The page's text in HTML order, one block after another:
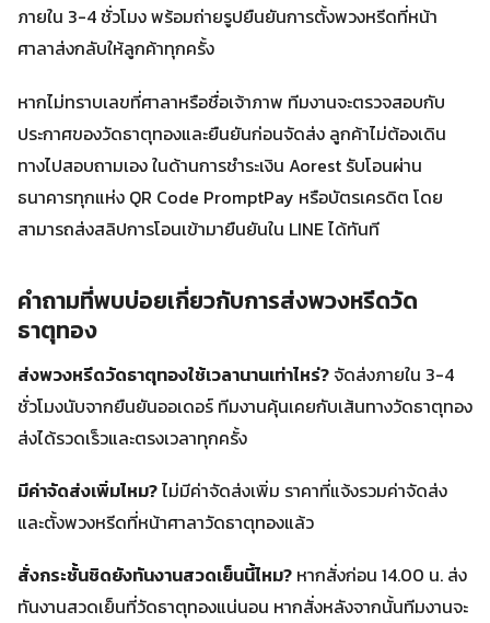
ภายใน 3-4 ชั่วโมง พร้อมถ่ายรูปยืนยันการตั้งพวงหรีดที่หน้า
ศาลาส่งกลับให้ลูกค้าทุกครั้ง
หากไม่ทราบเลขที่ศาลาหรือชื่อเจ้าภาพ ทีมงานจะตรวจสอบกับ
ประกาศของวัดธาตุทองและยืนยันก่อนจัดส่ง ลูกค้าไม่ต้องเดิน
ทางไปสอบถามเอง ในด้านการชำระเงิน Aorest รับโอนผ่าน
ธนาคารทุกแห่ง QR Code PromptPay หรือบัตรเครดิต โดย
สามารถส่งสลิปการโอนเข้ามายืนยันใน LINE ได้ทันที
คำถามที่พบบ่อยเกี่ยวกับการส่งพวงหรีดวัด
ธาตุทอง
ส่งพวงหรีดวัดธาตุทองใช้เวลานานเท่าไหร่?จัดส่งภายใน 3-4
ชั่วโมงนับจากยืนยันออเดอร์ ทีมงานคุ้นเคยกับเส้นทางวัดธาตุทอง
ส่งได้รวดเร็วและตรงเวลาทุกครั้ง
มีค่าจัดส่งเพิ่มไหม?ไม่มีค่าจัดส่งเพิ่ม ราคาที่แจ้งรวมค่าจัดส่ง
และตั้งพวงหรีดที่หน้าศาลาวัดธาตุทองแล้ว
สั่งกระชั้นชิดยังทันงานสวดเย็นนี้ไหม? หากสั่งก่อน 14.00 น. ส่ง
ทันงานสวดเย็นที่วัดธาตุทองแน่นอน หากสั่งหลังจากนั้นทีมงานจะ